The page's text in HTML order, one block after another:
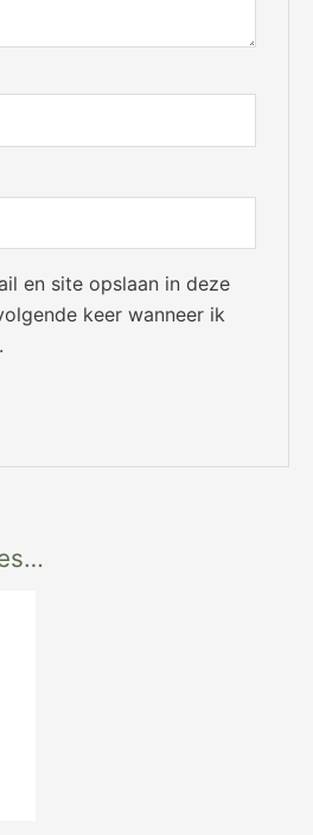
en site opslaan in deze
keer wanneer ik